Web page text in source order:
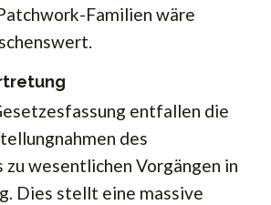
Familien wäre
entfallen die
des
wesentlichen Vorgängen in
Dies stellt eine massive